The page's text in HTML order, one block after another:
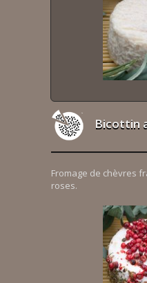
Bicottin
Fromage de chèvres
roses.